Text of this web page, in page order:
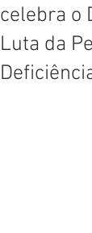
celebra o
Luta da